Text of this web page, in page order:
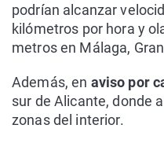
podrían alcanzar
kilómetros por hora y
metros en Málaga,
Además, en aviso por
sur de Alicante, donde
zonas del interior.